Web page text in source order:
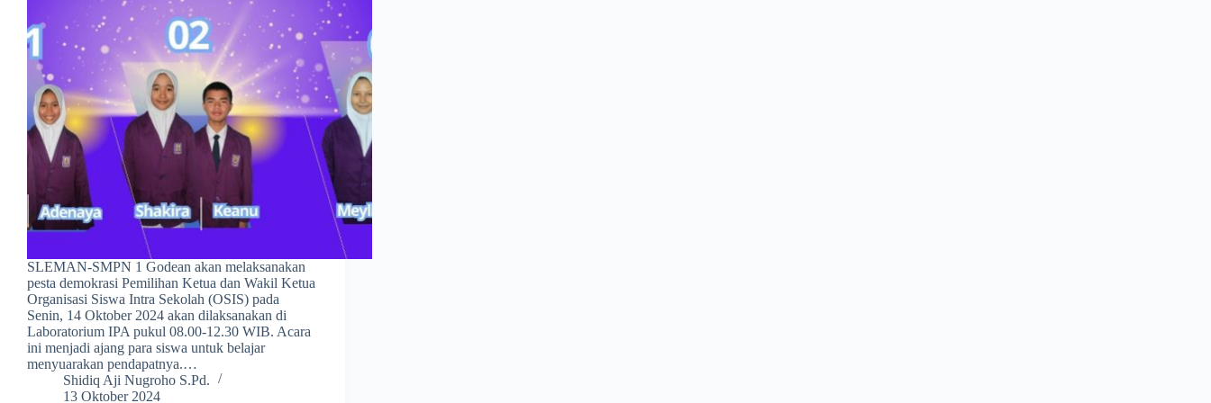
SLEMAN-SMPN 1 Godean akan melaksanakan
pesta demokrasi Pemilihan Ketua dan Wakil Ketua
Organisasi Siswa Intra Sekolah (OSIS) pada
Senin, 14 Oktober 2024 akan dilaksanakan di
Laboratorium IPA pukul 08.00-12.30 WIB. Acara
ini menjadi ajang para siswa untuk belajar
menyuarakan pendapatnya.…
Shidiq Aji Nugroho S.Pd.
13 Oktober 2024